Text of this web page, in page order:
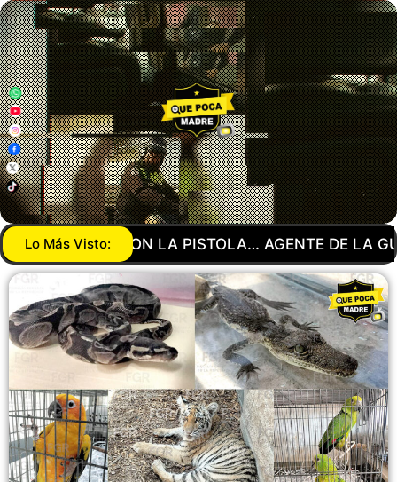
Lo Más Visto:
DE LA GUARDIA NACIONAL MANDA A SU